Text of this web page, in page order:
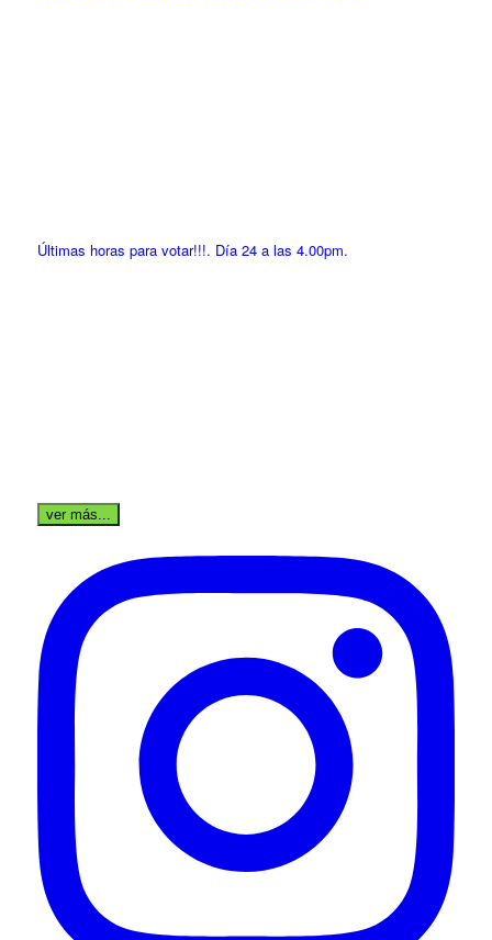
Últimas horas para votar!!!. Día 24 a las 4.00pm.
ver más...